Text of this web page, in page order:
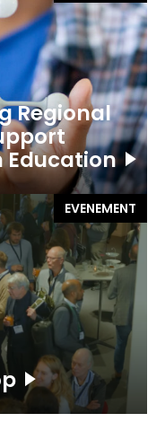
Regional
Education
EVENEMENT